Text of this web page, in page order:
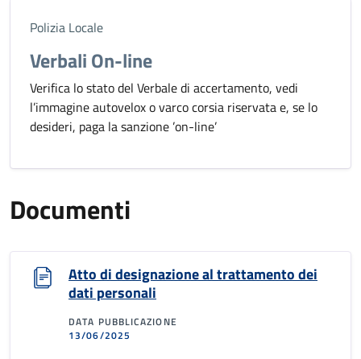
Polizia Locale
Verbali On-line
Verifica lo stato del Verbale di accertamento, vedi
l’immagine autovelox o varco corsia riservata e, se lo
desideri, paga la sanzione ’on-line’
Documenti
Atto di designazione al trattamento dei
dati personali
DATA PUBBLICAZIONE
13/06/2025